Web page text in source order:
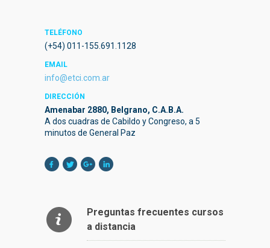
TELÉFONO
(+54) 011-155.691.1128
EMAIL
info@etci.com.ar
DIRECCIÓN
Amenabar 2880, Belgrano, C.A.B.A.
A dos cuadras de Cabildo y Congreso, a 5
minutos de General Paz
Preguntas frecuentes cursos
a distancia